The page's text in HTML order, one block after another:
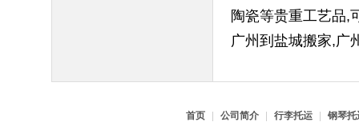
陶瓷等贵重工艺品,
广州到盐城搬家,广
首页 公司简介 行李托运
钢琴托